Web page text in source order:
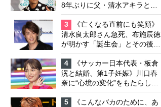
8年ぶりに父・清水アキラと共
演、本格的な活動再開に向かっ
ていたが…周囲が懸念していた
「不安定なところ」
3
《亡くなる直前にも笑顔》
清水良太郎さん急死、布施辰徳
が明かす「誕生会」とその後の
メッセージ
4
《サッカー日本代表・板倉
滉と結婚、第1子妊娠》川口春
奈に“心境の変化”をもたらした
主演映画『ママせか』 身を削
って「がんに蝕まれる母」を演
5
《こんなバカのために、あ